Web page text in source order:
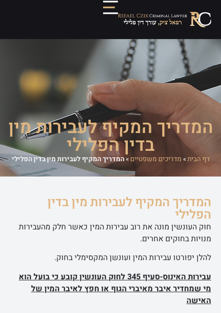
המדריך המקיף לעבירות מין
בדין הפלילי
דף הבית» מדריכים משפטיים »המדריך המקיף לעבירות מין בדין הפלילי
המדריך המקיף לעבירות מין בדין
הפלילי
חוק העונשין מונה את רוב עבירות המין כאשר חלק מהעבירות
מנויות בחוקים אחרים.
להלן יפורטו עבירות המין ועונשן המקסימלי בחוק.
עבירות האינוס-סעיף 345 לחוק העונשין קובע כי בועל הוא
מי שמחדיר איבר מאיברי הגוף או חפץ לאיבר המין של
האישה